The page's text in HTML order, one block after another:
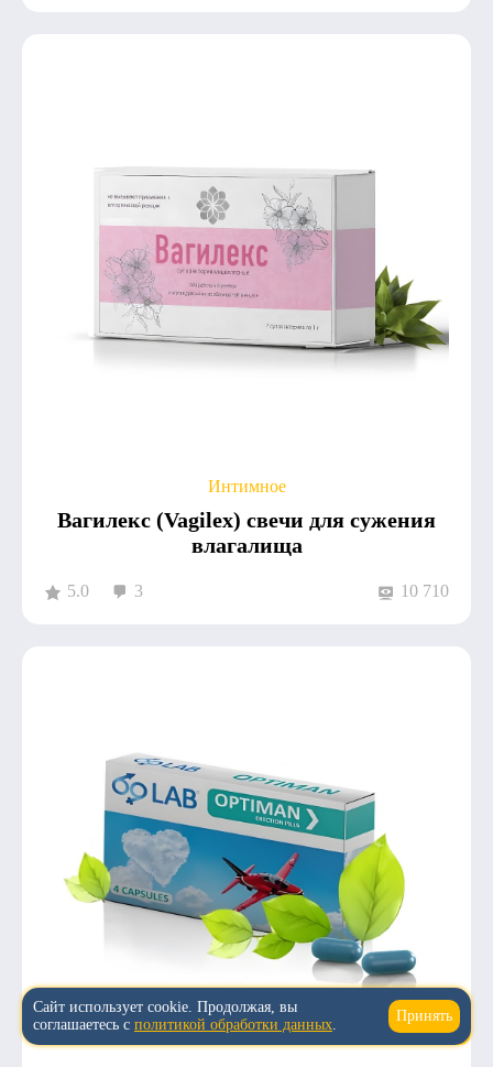
Интимное
Вагилекс (Vagilex) свечи для сужения
влагалища
5.0 3 10 710
↑
Сайт использует cookie. Продолжая, вы
соглашаетесь с политикой обработки данных.
Принять